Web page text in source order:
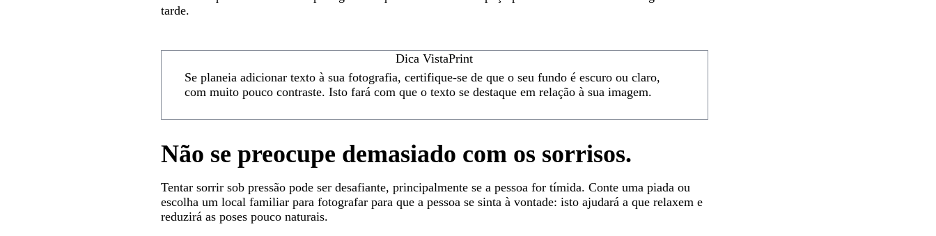
tarde.
Dica VistaPrint
Se planeia adicionar texto à sua fotografia, certifique-se de que o seu fundo é escuro ou claro,
com muito pouco contraste. Isto fará com que o texto se destaque em relação à sua imagem.
Não se preocupe demasiado com os sorrisos.
Tentar sorrir sob pressão pode ser desafiante, principalmente se a pessoa for tímida. Conte uma piada ou
escolha um local familiar para fotografar para que a pessoa se sinta à vontade: isto ajudará a que relaxem e
reduzirá as poses pouco naturais.